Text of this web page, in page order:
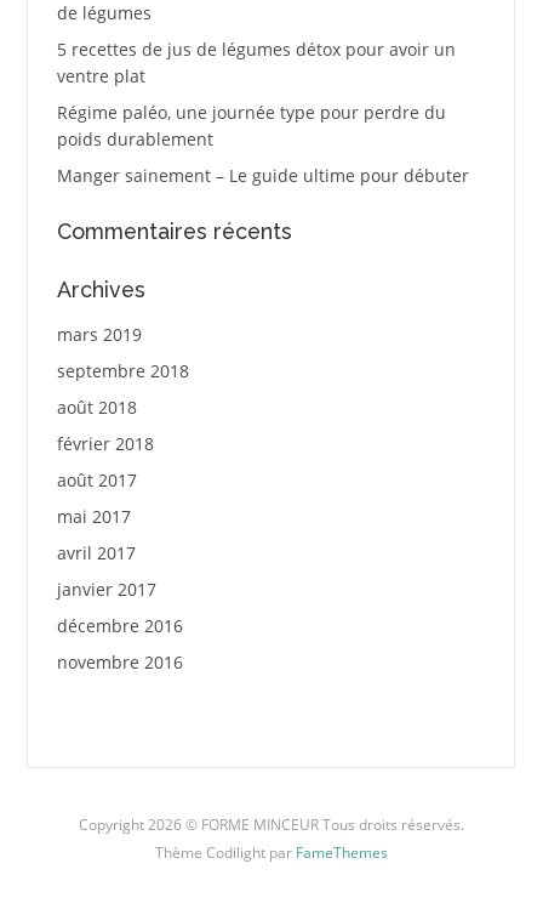
de légumes
5 recettes de jus de légumes détox pour avoir un
ventre plat
Régime paléo, une journée type pour perdre du
poids durablement
Manger sainement – Le guide ultime pour débuter
Commentaires récents
Archives
mars 2019
septembre 2018
août 2018
février 2018
août 2017
mai 2017
avril 2017
janvier 2017
décembre 2016
novembre 2016
Copyright 2026 © FORME MINCEUR Tous droits réservés.
Thème Codilight par FameThemes